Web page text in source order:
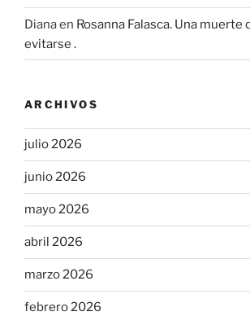
Dianaen Rosanna Falasca. Una muerte
evitarse .
ARCHIVOS
julio 2026
junio 2026
mayo 2026
abril 2026
marzo 2026
febrero 2026